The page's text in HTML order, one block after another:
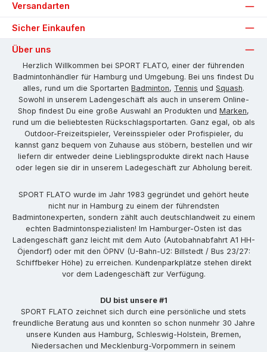
Versandarten
Sicher Einkaufen
Über uns
Herzlich Willkommen bei SPORT FLATO, einer der führenden
Badmintonhändler für Hamburg und Umgebung. Bei uns findest Du
alles, rund um die Sportarten Badminton, Tennis und Squash.
Sowohl in unserem Ladengeschäft als auch in unserem Online-
Shop findest Du eine große Auswahl an Produkten und Marken,
rund um die beliebtesten Rückschlagsportarten. Ganz egal, ob als
Outdoor-Freizeitspieler, Vereinsspieler oder Profispieler, du
kannst ganz bequem von Zuhause aus stöbern, bestellen und wir
liefern dir entweder deine Lieblingsprodukte direkt nach Hause
oder legen sie dir in unserem Ladegeschäft zur Abholung bereit.
SPORT FLATO wurde im Jahr 1983 gegründet und gehört heute
nicht nur in Hamburg zu einem der führendsten
Badmintonexperten, sondern zählt auch deutschlandweit zu einem
echten Badmintonspezialisten! Im Hamburger-Osten ist das
Ladengeschäft ganz leicht mit dem Auto (Autobahnabfahrt A1 HH-
Öjendorf) oder mit den ÖPNV (U-Bahn-U2: Billstedt / Bus 23/27:
Schiffbeker Höhe) zu erreichen. Kundenparkplätze stehen direkt
vor dem Ladengeschäft zur Verfügung.
DU bist unsere #1
SPORT FLATO zeichnet sich durch eine persönliche und stets
freundliche Beratung aus und konnten so schon nunmehr 30 Jahre
unsere Kunden aus Hamburg, Schleswig-Holstein, Bremen,
Niedersachen und Mecklenburg-Vorpommern in seinem